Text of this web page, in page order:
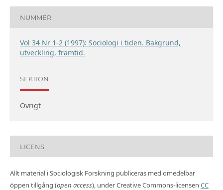
NUMMER
Vol 34 Nr 1-2 (1997): Sociologi i tiden. Bakgrund,
utveckling, framtid.
SEKTION
Övrigt
LICENS
Allt material i Sociologisk Forskning publiceras med omedelbar
öppen tillgång (open access), under Creative Commons-licensen CC